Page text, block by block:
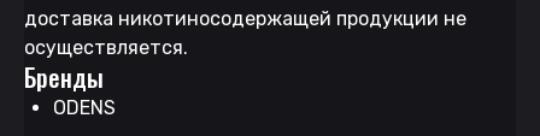
доставка никотиносодержащей продукции не
осуществляется.
Бренды
ODENS